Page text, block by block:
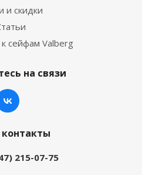
и скидки
сейфам Valberg
на связи
215-07-75